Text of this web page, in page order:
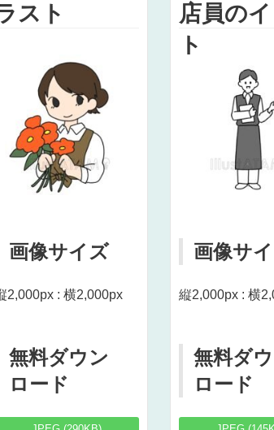
スト
画像サイズ
2,000px : 横2,000px
無料ダウン
ロード
店員の
ト
画像サ
縦2,000px : 横
無料ダ
ロード